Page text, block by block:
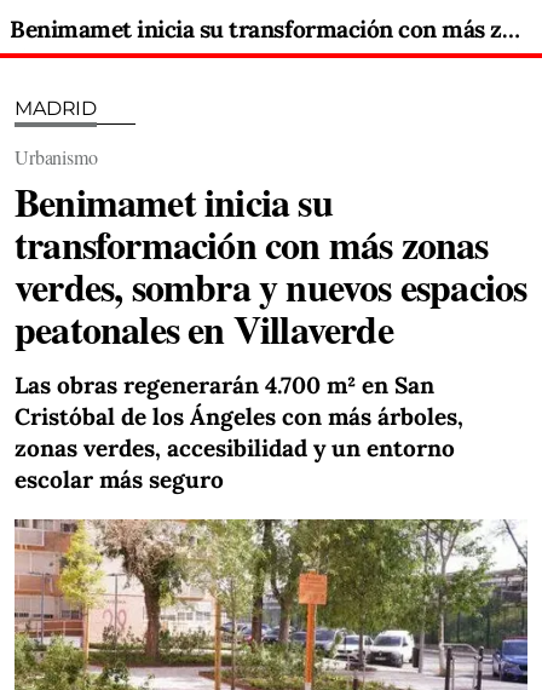
Benimamet inicia su transformación con más zonas verdes, sombra y nuevos espacios peatonales en Villaverde
MADRID
Urbanismo
Benimamet inicia su
transformación con más zonas
verdes, sombra y nuevos espacios
peatonales en Villaverde
Las obras regenerarán 4.700 m² en San
Cristóbal de los Ángeles con más árboles,
zonas verdes, accesibilidad y un entorno
escolar más seguro